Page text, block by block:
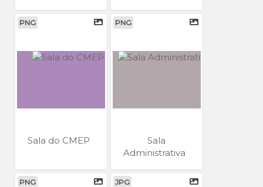
PNG
Sala do CMEP
PNG
Sala
Administrativa
PNG JPG